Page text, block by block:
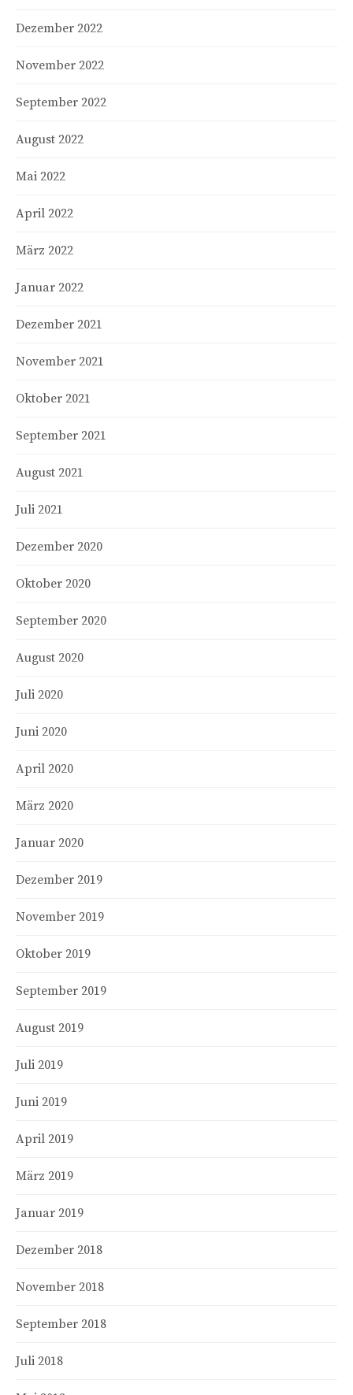
Dezember 2022
November 2022
September 2022
August 2022
Mai 2022
April 2022
März 2022
Januar 2022
Dezember 2021
November 2021
Oktober 2021
September 2021
August 2021
Juli 2021
Dezember 2020
Oktober 2020
September 2020
August 2020
Juli 2020
Juni 2020
April 2020
März 2020
Januar 2020
Dezember 2019
November 2019
Oktober 2019
September 2019
August 2019
Juli 2019
Juni 2019
April 2019
März 2019
Januar 2019
Dezember 2018
November 2018
September 2018
Juli 2018